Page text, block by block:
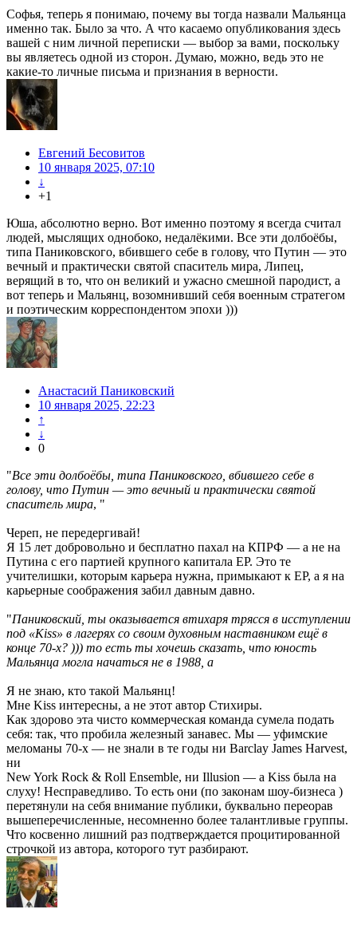
Софья, теперь я понимаю, почему вы тогда назвали Мальянца
именно так. Было за что. А что касаемо опубликования здесь
вашей с ним личной переписки — выбор за вами, поскольку
вы являетесь одной из сторон. Думаю, можно, ведь это не
какие-то личные письма и признания в верности.
Евгений Бесовитов
10 января 2025, 07:10
↓
+1
Юша, абсолютно верно. Вот именно поэтому я всегда считал
людей, мыслящих однобоко, недалёкими. Все эти долбоёбы,
типа Паниковского, вбившего себе в голову, что Путин — это
вечный и практически святой спаситель мира, Липец,
верящий в то, что он великий и ужасно смешной пародист, а
вот теперь и Мальянц, возомнивший себя военным стратегом
и поэтическим корреспондентом эпохи )))
Анастасий Паниковский
10 января 2025, 22:23
↑
↓
0
"Все эти долбоёбы, типа Паниковского, вбившего себе в
голову, что Путин — это вечный и практически святой
спаситель мира, "
Череп, не передергивай!
Я 15 лет добровольно и бесплатно пахал на КПРФ — а не на
Путина с его партией крупного капитала ЕР. Это те
учителишки, которым карьера нужна, примыкают к ЕР, а я на
карьерные соображения забил давным давно.
"Паниковский, ты оказывается втихаря трясся в исступлении
под «Kiss» в лагерях со своим духовным наставником ещё в
конце 70-х? ))) то есть ты хочешь сказать, что юность
Мальянца могла начаться не в 1988, а
Я не знаю, кто такой Мальянц!
Мне Kiss интересны, а не этот автор Стихиры.
Как здорово эта чисто коммерческая команда сумела подать
себя: так, что пробила железный занавес. Мы — уфимские
меломаны 70-х — не знали в те годы ни Barclay James Harvest,
ни
New York Rock & Roll Ensemble, ни Illusion — а Kiss была на
слуху! Несправедливо. То есть они (по законам шоу-бизнеса )
перетянули на себя внимание публики, буквально переорав
вышеперечисленные, несомненно более талантливые группы.
Что косвенно лишний раз подтверждается процитированной
строчкой из автора, которого тут разбирают.